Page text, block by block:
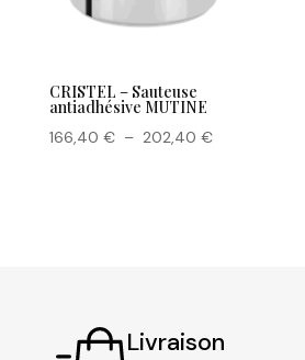
CRISTEL – Sauteuse
antiadhésive MUTINE
166,40 € – 202,40 €Plage
Livraison